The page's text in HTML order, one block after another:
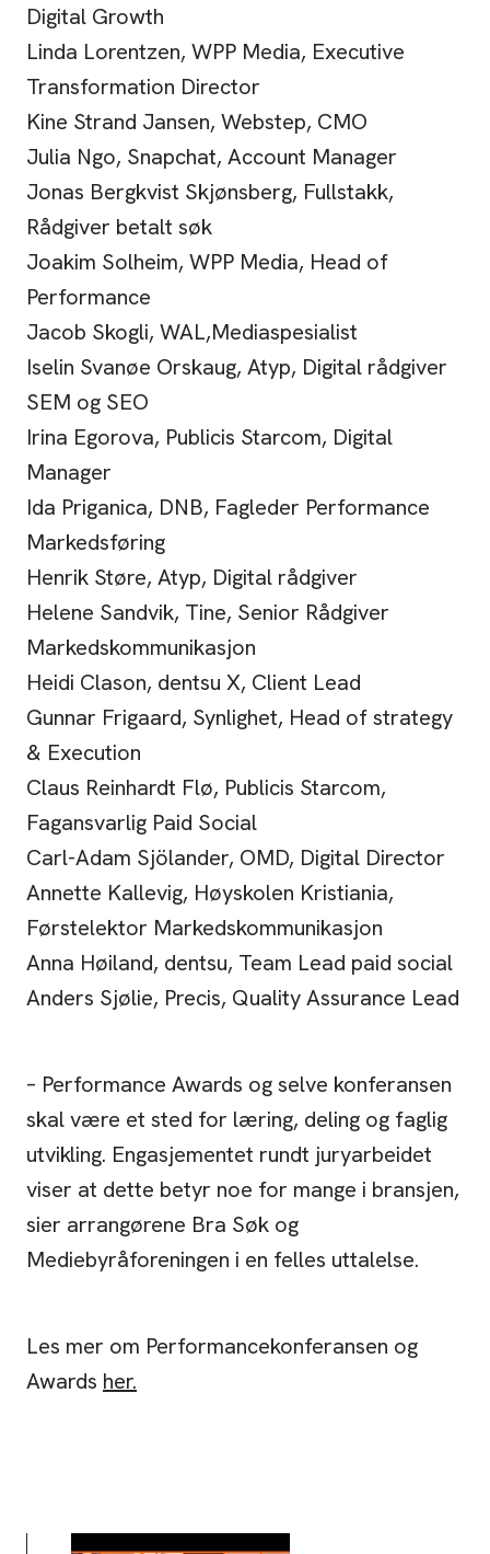
Digital Growth
Linda Lorentzen, WPP Media, Executive
Transformation Director
Kine Strand Jansen, Webstep, CMO
Julia Ngo, Snapchat, Account Manager
Jonas Bergkvist Skjønsberg, Fullstakk,
Rådgiver betalt søk
Joakim Solheim, WPP Media, Head of
Performance
Jacob Skogli, WAL,Mediaspesialist
Iselin Svanøe Orskaug, Atyp, Digital rådgiver
SEM og SEO
Irina Egorova, Publicis Starcom, Digital
Manager
Ida Priganica, DNB, Fagleder Performance
Markedsføring
Henrik Støre, Atyp, Digital rådgiver
Helene Sandvik, Tine, Senior Rådgiver
Markedskommunikasjon
Heidi Clason, dentsu X, Client Lead
Gunnar Frigaard, Synlighet, Head of strategy
& Execution
Claus Reinhardt Flø, Publicis Starcom,
Fagansvarlig Paid Social
Carl-Adam Sjölander, OMD, Digital Director
Annette Kallevig, Høyskolen Kristiania,
Førstelektor Markedskommunikasjon
Anna Høiland, dentsu, Team Lead paid social
Anders Sjølie, Precis, Quality Assurance Lead
– Performance Awards og selve konferansen
skal være et sted for læring, deling og faglig
utvikling. Engasjementet rundt juryarbeidet
viser at dette betyr noe for mange i bransjen,
sier arrangørene Bra Søk og
Mediebyråforeningen i en felles uttalelse.
Les mer om Performancekonferansen og
Awards her.